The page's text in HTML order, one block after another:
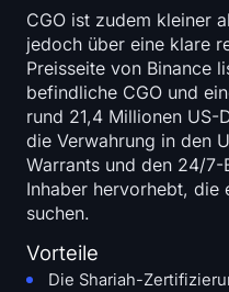
CGO ist zudem kleiner
jedoch über eine klare
Preisseite von Binance
befindliche CGO und
rund 21,4 Millionen US-
die Verwahrung in den
Warrants und den 24/
Inhaber hervorhebt, die
suchen.
Vorteile
Die Shariah-